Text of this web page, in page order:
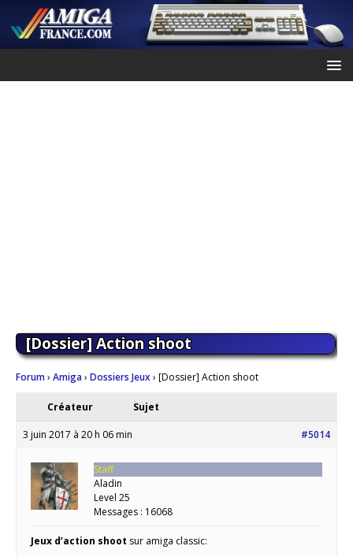
[Dossier] Action shoot
Forum› Amiga› Dossiers Jeux› [Dossier] Action shoot
Créateur Sujet
3 juin 2017 à 20 h 06 min #5014
Staff
Aladin
Level 25
Messages : 16068
Jeux d’action shoot sur amiga classic: